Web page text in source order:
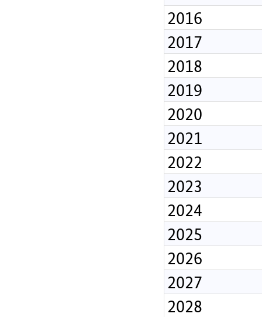
2016
2017
2018
2019
2020
2021
2022
2023
2024
2025
2026
2027
2028